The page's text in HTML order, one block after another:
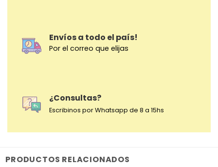
Envíos a todo el país!
Por el correo que elijas
¿Consultas?
Escribinos por Whatsapp de 8 a 15hs
PRODUCTOS RELACIONADOS